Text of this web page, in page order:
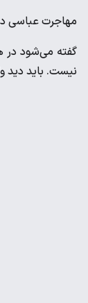
مهاجرت عباسی
گفته می‌شود در
نیست. باید دید